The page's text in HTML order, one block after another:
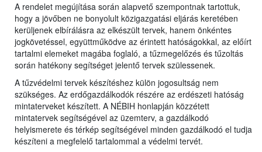
A rendelet megújítása során alapvető szempontnak tartottuk,
hogy a jövőben ne bonyolult közigazgatási eljárás keretében
kerüljenek elbírálásra az elkészült tervek, hanem önkéntes
jogkövetéssel, együttműködve az érintett hatóságokkal, az előírt
tartalmi elemeket magába foglaló, a tűzmegelőzés és tűzoltás
során hatékony segítséget jelentő tervek szülessenek.
A tűzvédelmi tervek készítéshez külön jogosultság nem
szükséges. Az erdőgazdálkodók részére az erdészeti hatóság
mintaterveket készített. A NÉBIH honlapján közzétett
mintatervek segítségével az üzemterv, a gazdálkodó
helyismerete és térkép segítségével minden gazdálkodó el tudja
készíteni a megfelelő tartalommal a védelmi tervét.